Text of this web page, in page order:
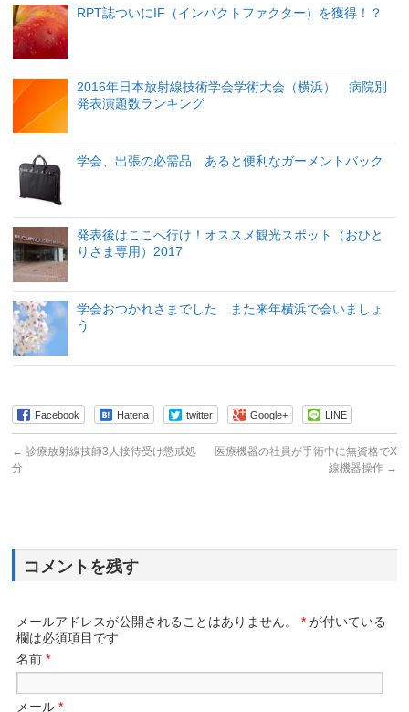
RPT誌ついにIF（インパクトファクター）を獲得！？
2016年日本放射線技術学会学術大会（横浜） 病院別
発表演題数ランキング
学会、出張の必需品 あると便利なガーメントバック
発表後はここへ行け！オススメ観光スポット（おひと
りさま専用）2017
学会おつかれさまでした また来年横浜で会いましょ
う
Facebook Hatena twitter Google+ LINE
← 診療放射線技師3人接待受け懲戒処
分
医療機器の社員が手術中に無資格でX
線機器操作 →
コメントを残す
メールアドレスが公開されることはありません。 * が付いている
欄は必須項目です
名前*
メール*